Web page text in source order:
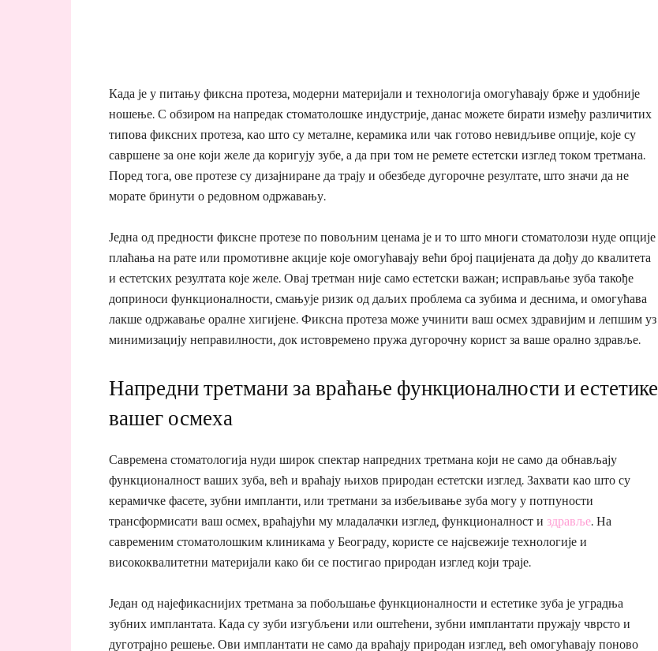
Када је у питању фиксна протеза, модерни материјали и технологија омогућавају брже и удобније
ношење. С обзиром на напредак стоматолошке индустрије, данас можете бирати између различитих
типова фиксних протеза, као што су металне, керамика или чак готово невидљиве опције, које су
савршене за оне који желе да коригују зубе, а да при том не ремете естетски изглед током третмана.
Поред тога, ове протезе су дизајниране да трају и обезбеде дугорочне резултате, што значи да не
морате бринути о редовном одржавању.
Једна од предности фиксне протезе по повољним ценама је и то што многи стоматолози нуде опције
плаћања на рате или промотивне акције које омогућавају већи број пацијената да дођу до квалитета
и естетских резултата које желе. Овај третман није само естетски важан; исправљање зуба такође
доприноси функционалности, смањује ризик од даљих проблема са зубима и деснима, и омогућава
лакше одржавање оралне хигијене. Фиксна протеза може учинити ваш осмех здравијим и лепшим уз
минимизацију неправилности, док истовремено пружа дугорочну корист за ваше орално здравље.
Напредни третмани за враћање функционалности и естетике
вашег осмеха
Савремена стоматологија нуди широк спектар напредних третмана који не само да обнављају
функционалност ваших зуба, већ и враћају њихов природан естетски изглед. Захвати као што су
керамичке фасете, зубни импланти, или третмани за избељивање зуба могу у потпуности
трансформисати ваш осмех, враћајући му младалачки изглед, функционалност и здравље. На
савременим стоматолошким клиникама у Београду, користе се најсвежије технологије и
висококвалитетни материјали како би се постигао природан изглед који траје.
Један од најефикаснијих третмана за побољшање функционалности и естетике зуба је уградња
зубних имплантата. Када су зуби изгубљени или оштећени, зубни имплантати пружају чврсто и
дуготрајно решење. Ови имплантати не само да враћају природан изглед, већ омогућавају поново